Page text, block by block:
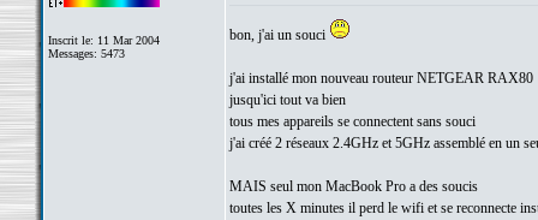
Inscrit le: 11 Mar 2004
Messages: 5473
bon, j'ai un souci
j'ai installé mon nouveau routeur NETGEAR RAX80
jusqu'ici tout va bien
tous mes appareils se connectent sans souci
j'ai créé 2 réseaux 2.4GHz et 5GHz assemblé en un
MAIS seul mon MacBook Pro a des soucis
toutes les X minutes il perd le wifi et se reconnecte